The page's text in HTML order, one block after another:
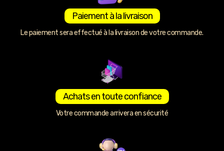
Paiement à la livraison
Le paiement sera effectué à la livraison de votre commande.
Achats en toute confiance
Votre commande arrivera en sécurité